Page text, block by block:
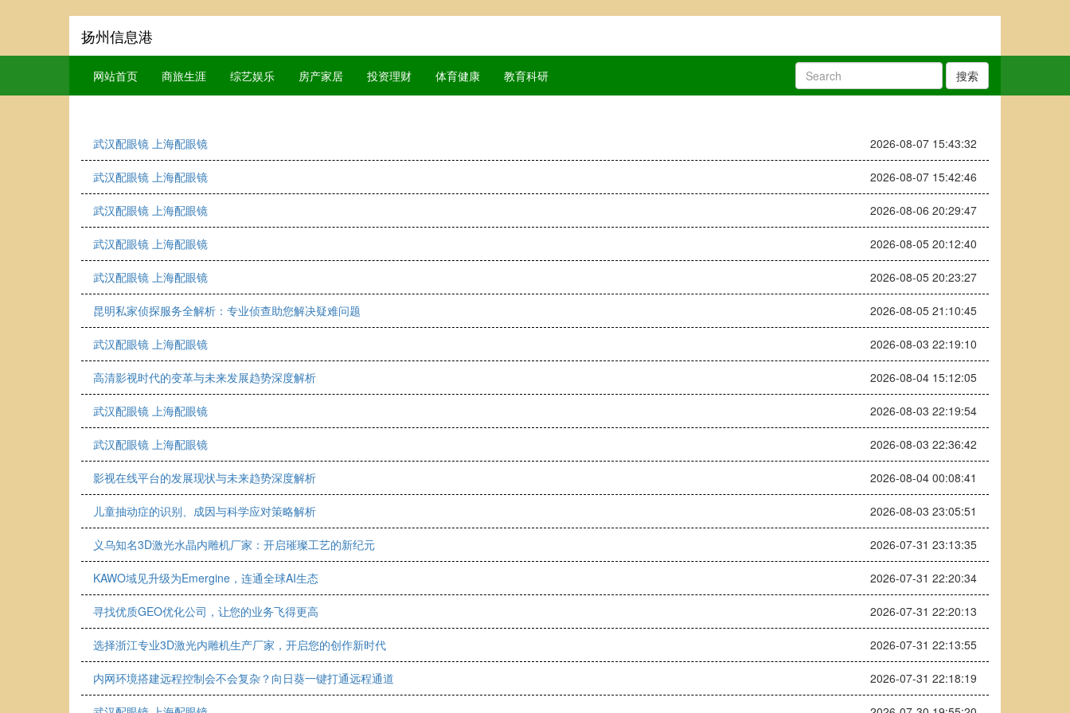
扬州信息港
网站首页 商旅生涯 综艺娱乐 房产家居 投资理财 体育健康 教育科研 搜索
武汉配眼镜 上海配眼镜 2026-08-07 15:43:32
武汉配眼镜 上海配眼镜 2026-08-07 15:42:46
武汉配眼镜 上海配眼镜 2026-08-06 20:29:47
武汉配眼镜 上海配眼镜 2026-08-05 20:12:40
武汉配眼镜 上海配眼镜 2026-08-05 20:23:27
昆明私家侦探服务全解析：专业侦查助您解决疑难问题 2026-08-05 21:10:45
武汉配眼镜 上海配眼镜 2026-08-03 22:19:10
高清影视时代的变革与未来发展趋势深度解析 2026-08-04 15:12:05
武汉配眼镜 上海配眼镜 2026-08-03 22:19:54
武汉配眼镜 上海配眼镜 2026-08-03 22:36:42
影视在线平台的发展现状与未来趋势深度解析 2026-08-04 00:08:41
儿童抽动症的识别、成因与科学应对策略解析 2026-08-03 23:05:51
义乌知名3D激光水晶内雕机厂家：开启璀璨工艺的新纪元 2026-07-31 23:13:35
KAWO域见升级为Emergine，连通全球AI生态 2026-07-31 22:20:34
寻找优质GEO优化公司，让您的业务飞得更高 2026-07-31 22:20:13
选择浙江专业3D激光内雕机生产厂家，开启您的创作新时代 2026-07-31 22:13:55
内网环境搭建远程控制会不会复杂？向日葵一键打通远程通道 2026-07-31 22:18:19